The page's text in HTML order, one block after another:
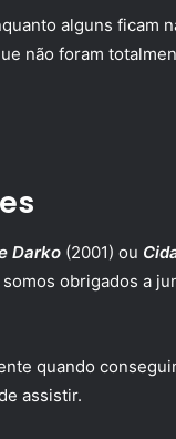
alguns ficam
não foram
Darko (2001) ou
obrigados a
quando
assistir.